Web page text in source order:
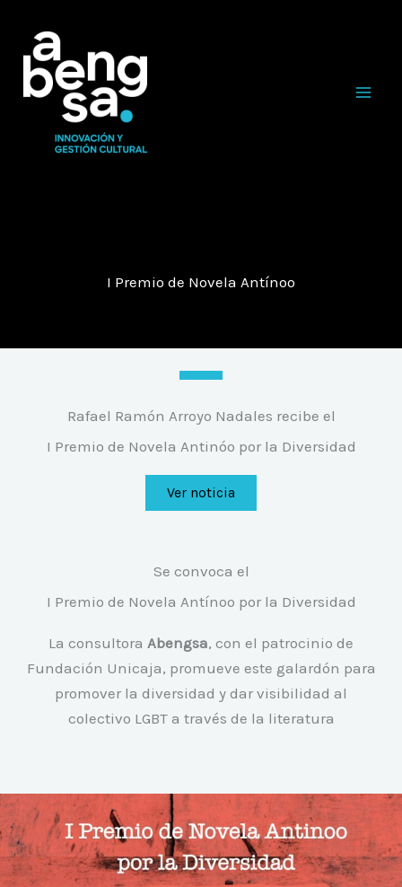
contenido
I Premio de Novela Antínoo
Rafael Ramón Arroyo Nadales recibe el
I Premio de Novela Antinóo por la Diversidad
Ver noticia
Se convoca el
I Premio de Novela Antínoo por la Diversidad
La consultora Abengsa, con el patrocinio de
Fundación Unicaja, promueve este galardón para
promover la diversidad y dar visibilidad al
colectivo LGBT a través de la literatura